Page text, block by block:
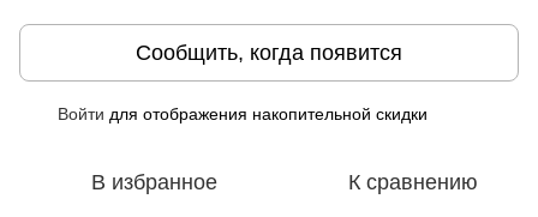
Сообщить, когда появится
Войти для отображения накопительной скидки
В избранное К сравнению